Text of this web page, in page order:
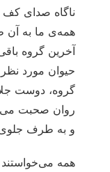
ناگاه صدای
همه‌ی ما به آن
آخرین گروه
حیوان مورد
گروه، دوست
روان صحبت
و به طرف
همه می‌خواستند